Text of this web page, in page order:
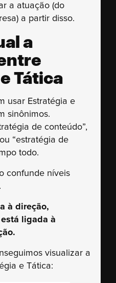
a atuação (do
a partir disso.
a
Tática
usar Estratégia e
sinônimos.
de conteúdo”,
“estratégia de
todo.
confunde níveis
à direção,
ligada à
visualizar a
e Tática: